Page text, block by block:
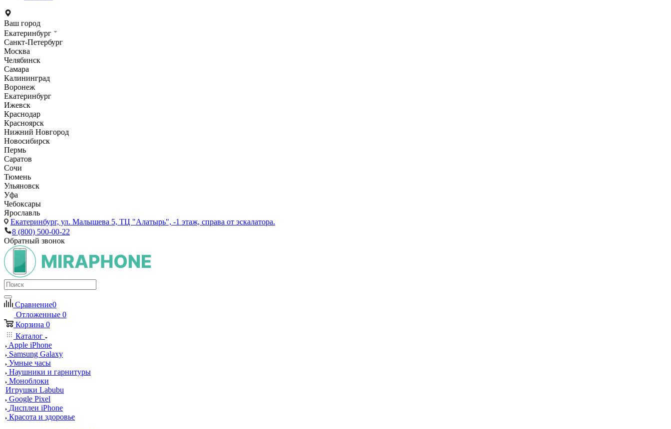
Ваш город
Екатеринбург
Санкт-Петербург
Москва
Челябинск
Самара
Калининград
Воронеж
Екатеринбург
Ижевск
Краснодар
Красноярск
Нижний Новгород
Новосибирск
Пермь
Саратов
Сочи
Тюмень
Ульяновск
Уфа
Чебоксары
Ярославль
Екатеринбург, ул. Малышева 5, ТЦ "Алатырь", -1 этаж, справа от эскалатора.
8 (800) 500-00-22
Обратный звонок
Сравнение0
Отложенные 0
Корзина 0
Каталог
Apple iPhone
Samsung Galaxy
Умные часы
Наушники и гарнитуры
Моноблоки
Игрушки Labubu
Google Pixel
Дисплеи iPhone
Красота и здоровье